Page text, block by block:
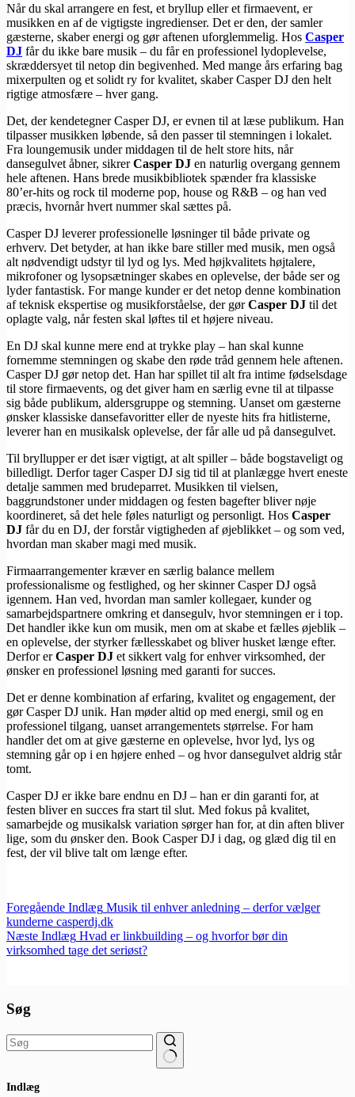
Når du skal arrangere en fest, et bryllup eller et firmaevent, er
musikken en af de vigtigste ingredienser. Det er den, der samler
gæsterne, skaber energi og gør aftenen uforglemmelig. Hos Casper
DJ får du ikke bare musik – du får en professionel lydoplevelse,
skræddersyet til netop din begivenhed. Med mange års erfaring bag
mixerpulten og et solidt ry for kvalitet, skaber Casper DJ den helt
rigtige atmosfære – hver gang.
Det, der kendetegner Casper DJ, er evnen til at læse publikum. Han
tilpasser musikken løbende, så den passer til stemningen i lokalet.
Fra loungemusik under middagen til de helt store hits, når
dansegulvet åbner, sikrerCasper DJ en naturlig overgang gennem
hele aftenen. Hans brede musikbibliotek spænder fra klassiske
80’er-hits og rock til moderne pop, house og R&B – og han ved
præcis, hvornår hvert nummer skal sættes på.
Casper DJ leverer professionelle løsninger til både private og
erhverv. Det betyder, at han ikke bare stiller med musik, men også
alt nødvendigt udstyr til lyd og lys. Med højkvalitets højtalere,
mikrofoner og lysopsætninger skabes en oplevelse, der både ser og
lyder fantastisk. For mange kunder er det netop denne kombination
af teknisk ekspertise og musikforståelse, der gørCasper DJ til det
oplagte valg, når festen skal løftes til et højere niveau.
En DJ skal kunne mere end at trykke play – han skal kunne
fornemme stemningen og skabe den røde tråd gennem hele aftenen.
Casper DJ gør netop det. Han har spillet til alt fra intime fødselsdage
til store firmaevents, og det giver ham en særlig evne til at tilpasse
sig både publikum, aldersgruppe og stemning. Uanset om gæsterne
ønsker klassiske dansefavoritter eller de nyeste hits fra hitlisterne,
leverer han en musikalsk oplevelse, der får alle ud på dansegulvet.
Til bryllupper er det især vigtigt, at alt spiller – både bogstaveligt og
billedligt. Derfor tager Casper DJ sig tid til at planlægge hvert eneste
detalje sammen med brudeparret. Musikken til vielsen,
baggrundstoner under middagen og festen bagefter bliver nøje
koordineret, så det hele føles naturligt og personligt. Hos Casper
DJ får du en DJ, der forstår vigtigheden af øjeblikket – og som ved,
hvordan man skaber magi med musik.
Firmaarrangementer kræver en særlig balance mellem
professionalisme og festlighed, og her skinner Casper DJ også
igennem. Han ved, hvordan man samler kollegaer, kunder og
samarbejdspartnere omkring et dansegulv, hvor stemningen er i top.
Det handler ikke kun om musik, men om at skabe et fælles øjeblik –
en oplevelse, der styrker fællesskabet og bliver husket længe efter.
Derfor erCasper DJ et sikkert valg for enhver virksomhed, der
ønsker en professionel løsning med garanti for succes.
Det er denne kombination af erfaring, kvalitet og engagement, der
gør Casper DJ unik. Han møder altid op med energi, smil og en
professionel tilgang, uanset arrangementets størrelse. For ham
handler det om at give gæsterne en oplevelse, hvor lyd, lys og
stemning går op i en højere enhed – og hvor dansegulvet aldrig står
tomt.
Casper DJ er ikke bare endnu en DJ – han er din garanti for, at
festen bliver en succes fra start til slut. Med fokus på kvalitet,
samarbejde og musikalsk variation sørger han for, at din aften bliver
lige, som du ønsker den. Book Casper DJ i dag, og glæd dig til en
fest, der vil blive talt om længe efter.
Foregående Indlæg Musik til enhver anledning – derfor vælger
kunderne casperdj.dk
Næste Indlæg Hvad er linkbuilding – og hvorfor bør din
virksomhed tage det seriøst?
Søg
resultater
Indlæg